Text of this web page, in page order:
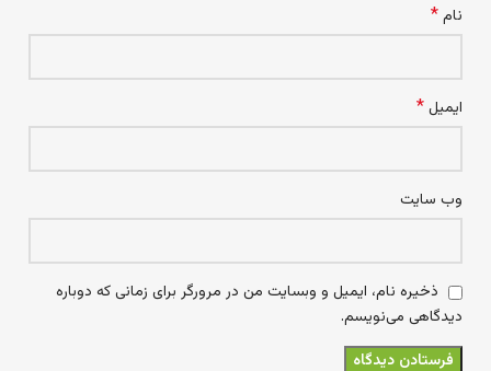
نام*
ایمیل*
وب‌ سایت
ذخیره نام، ایمیل و وبسایت من در مرورگر برای زمانی که دوباره
دیدگاهی می‌نویسم.